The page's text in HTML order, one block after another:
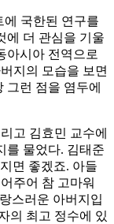
에 국한된 연구를
에 더 관심을 기울
아시아 전역으로
지의 모습을 보면
그런 점을 염두에
고 김효민 교수에
를 물었다. 김태준
면 좋겠죠. 아들
주어 참 고마워
스러운 아버지입
의 최고 정수에 있